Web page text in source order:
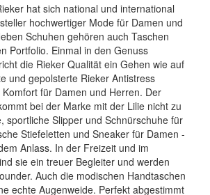
hat sich national und international
hochwertiger Mode für Damen und
Schuhen gehören auch Taschen
Portfolio. Einmal in den Genuss
die Rieker Qualität ein Gehen wie auf
und gepolsterte Rieker Antistress
für Damen und Herren. Der
bei der Marke mit der Lilie nicht zu
sportliche Slipper und Schnürschuhe für
Stiefeletten und Sneaker für Damen -
Anlass. In der Freizeit und im
sie ein treuer Begleiter und werden
Auch die modischen Handtaschen
echte Augenweide. Perfekt abgestimmt